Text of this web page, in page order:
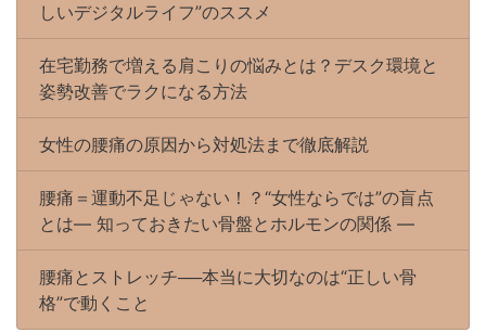
しいデジタルライフ”のススメ
在宅勤務で増える肩こりの悩みとは？デスク環境と
姿勢改善でラクになる方法
女性の腰痛の原因から対処法まで徹底解説
腰痛＝運動不足じゃない！？“女性ならでは”の盲点
とは― 知っておきたい骨盤とホルモンの関係 ―
腰痛とストレッチ──本当に大切なのは“正しい骨
格”で動くこと